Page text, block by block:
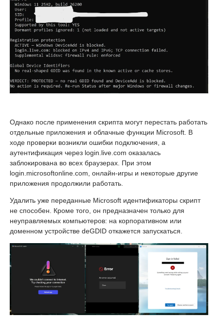
Однако после применения скрипта могут перестать работать
отдельные приложения и облачные функции Microsoft. В
ходе проверки возникли ошибки подключения, а
аутентификация через login.live.com оказалась
заблокирована во всех браузерах. При этом
login.microsoftonline.com, онлайн-игры и некоторые другие
приложения продолжили работать.
Удалить уже переданные Microsoft идентификаторы скрипт
не способен. Кроме того, он предназначен только для
неуправляемых компьютеров: на корпоративном или
доменном устройстве deGDID откажется запускаться.